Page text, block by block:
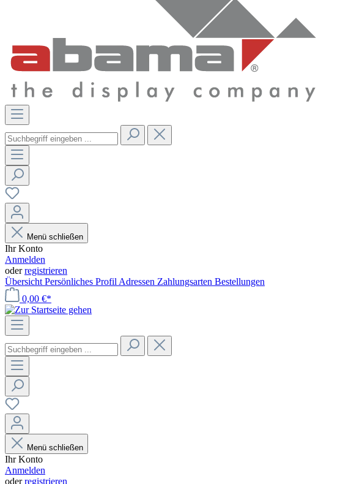
Menü schließen
Ihr Konto
Anmelden
oderregistrieren
Übersicht Persönliches Profil Adressen Zahlungsarten Bestellungen
0,00 €*
Menü schließen
Ihr Konto
Anmelden
oderregistrieren